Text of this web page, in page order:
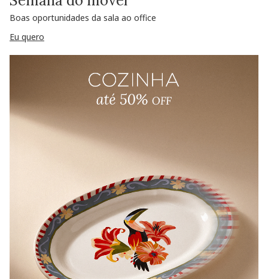
Boas oportunidades da sala ao office
Eu quero